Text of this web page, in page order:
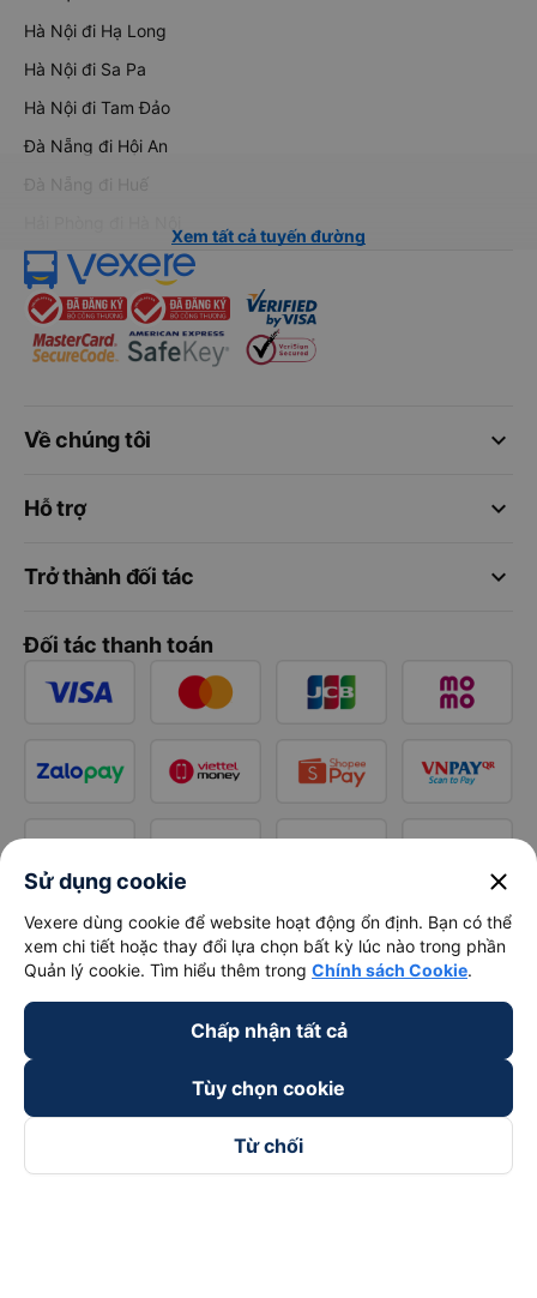
Hà Nội đi Hạ Long
Hà Nội đi Sa Pa
Hà Nội đi Tam Đảo
Đà Nẵng đi Hội An
Đà Nẵng đi Huế
Xem tất cả tuyến đường
keyboard_arrow_down
Về chúng tôi
keyboard_arrow_down
Hỗ trợ
keyboard_arrow_down
Trở thành đối tác
Đối tác thanh toán
Sử dụng cookie close
Vexere dùng cookie để website hoạt động ổn định. Bạn có thể
xem chi tiết hoặc thay đổi lựa chọn bất kỳ lúc nào trong phần
Quản lý cookie. Tìm hiểu thêm trong Chính sách Cookie.
Chấp nhận tất cả
Tùy chọn cookie
Từ chối